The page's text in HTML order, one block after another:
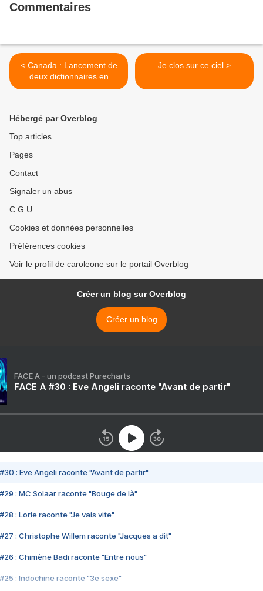
Commentaires
< Canada : Lancement de
deux dictionnaires en
langue atikamekw
Je clos sur ce ciel >
Hébergé par Overblog
Top articles
Pages
Contact
Signaler un abus
C.G.U.
Cookies et données personnelles
Préférences cookies
Voir le profil de caroleone sur le portail Overblog
Créer un blog sur Overblog
Créer un blog
FACE A - un podcast Purecharts
FACE A #30 : Eve Angeli raconte "Avant de partir"
#30 : Eve Angeli raconte "Avant de partir"
#29 : MC Solaar raconte "Bouge de là"
#28 : Lorie raconte "Je vais vite"
#27 : Christophe Willem raconte "Jacques a dit"
#26 : Chimène Badi raconte "Entre nous"
#25 : Indochine raconte "3e sexe"